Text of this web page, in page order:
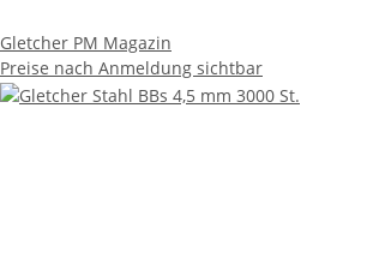
Gletcher PM Magazin
Preise nach Anmeldung sichtbar